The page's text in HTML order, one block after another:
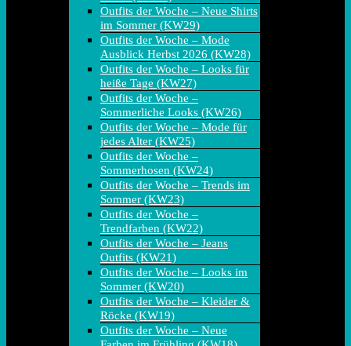
Outfits der Woche – Neue Shirts
im Sommer (KW29)
Outfits der Woche – Mode
Ausblick Herbst 2026 (KW28)
Outfits der Woche – Looks für
heiße Tage (KW27)
Outfits der Woche –
Sommerliche Looks (KW26)
Outfits der Woche – Mode für
jedes Alter (KW25)
Outfits der Woche –
Sommerhosen (KW24)
Outfits der Woche – Trends im
Sommer (KW23)
Outfits der Woche –
Trendfarben (KW22)
Outfits der Woche – Jeans
Outfits (KW21)
Outfits der Woche – Looks im
Sommer (KW20)
Outfits der Woche – Kleider &
Röcke (KW19)
Outfits der Woche – Neue